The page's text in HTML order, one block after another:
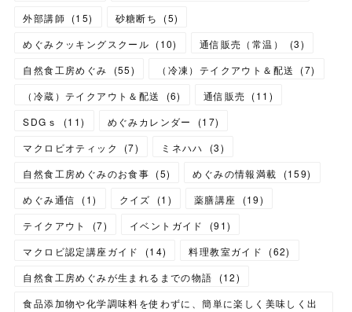
外部講師 (15) 砂糖断ち (5)
めぐみクッキングスクール (10) 通信販売（常温） (3)
自然食工房めぐみ
(55) （冷凍）テイクアウト＆配送 (7)
（冷蔵）テイクアウト＆配送
(6) 通信販売 (11 )
SDGｓ
(11) めぐみカレンダー (17)
マクロビオティック
(7) ミネハハ (3)
自然食工房めぐみのお食事 (5) めぐみの情報満載 (159)
めぐみ通信
(1) クイズ (1 ) 薬膳講座 (19)
テイクアウト
(7) イベントガイド (91)
マクロビ認定講座ガイド
(14) 料理教室ガイド (62)
自然食工房めぐみが生まれるまでの物語
(12)
食品添加物や化学調味料を使わずに、簡単に楽しく美味しく出